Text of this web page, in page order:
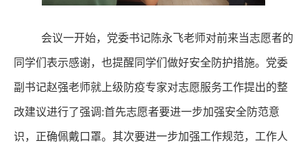
会议一开始， 党委书记陈永飞老师对前来当志愿者的
同学们表示感谢，也提醒同学们做好安全防护措施。党委
副书记赵强老师就 上级防疫专家对志愿服务工作提出的整
改建议进行了强调 :首先志愿者要进一步加强安全防范意
识，正确佩戴口罩。其次要进一步加强工作规范，工作人